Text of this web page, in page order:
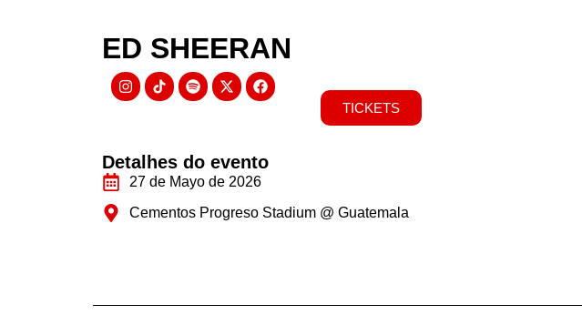
ED SHEERAN
TICKETS
Detalhes do evento
27 de Mayo de 2026
Cementos Progreso Stadium @ Guatemala